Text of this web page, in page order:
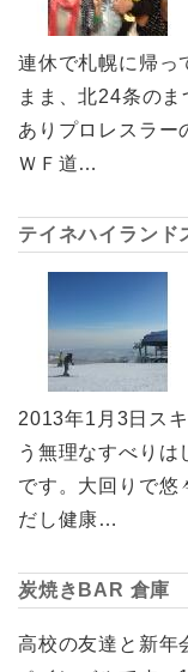
連休で札幌に帰っ
まま、北24条の
ありプロレスラー
ＷＦ道…
テイネハイランド
2013年1月3日ス
う無理なすべりは
です。大回りで悠
だし健康…
炭焼きBAR 倉庫
高校の友達と新年